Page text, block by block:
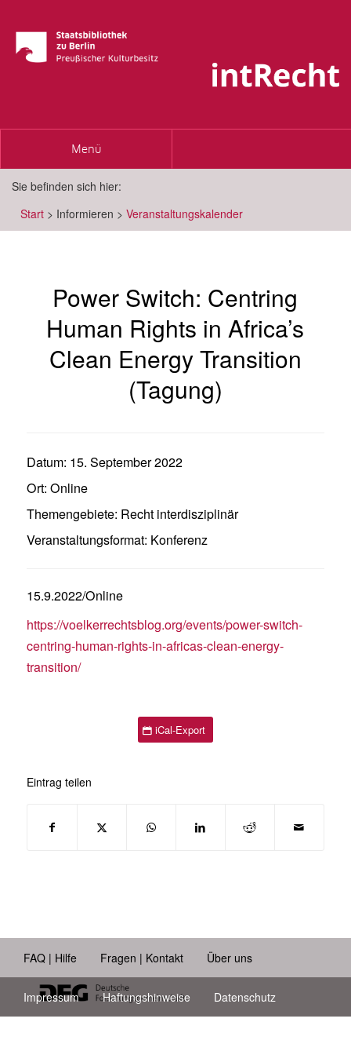
Toggle
Menü
Sie befinden sich hier:
Start > Informieren > Veranstaltungskalender
Power Switch: Centring
Human Rights in Africa’s
Clean Energy Transition
(Tagung)
Datum: 15. September 2022
Ort: Online
Themengebiete: Recht interdisziplinär
Veranstaltungsformat: Konferenz
15.9.2022/Online
https://voelkerrechtsblog.org/events/power-switch-
centring-human-rights-in-africas-clean-energy-
transition/
iCal-Export
Eintrag teilen
FAQ | Hilfe Fragen | Kontakt Über uns
Impressum Haftungshinweise Datenschutz